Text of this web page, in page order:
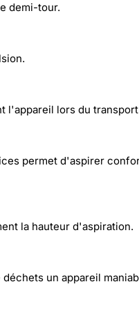
demi-tour.
l'appareil lors du
permet d'aspirer
la hauteur d'aspiration.
un appareil